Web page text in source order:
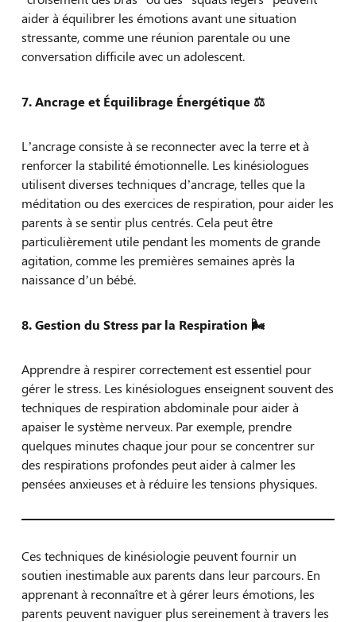
aider à équilibrer les émotions avant une situation
stressante, comme une réunion parentale ou une
conversation difficile avec un adolescent.
7. Ancrage et Équilibrage Énergétique ⚖️
L’ancrage consiste à se reconnecter avec la terre et à
renforcer la stabilité émotionnelle. Les kinésiologues
utilisent diverses techniques d’ancrage, telles que la
méditation ou des exercices de respiration, pour aider les
parents à se sentir plus centrés. Cela peut être
particulièrement utile pendant les moments de grande
agitation, comme les premières semaines après la
naissance d’un bébé.
8. Gestion du Stress par la Respiration 🌬️
Apprendre à respirer correctement est essentiel pour
gérer le stress. Les kinésiologues enseignent souvent des
techniques de respiration abdominale pour aider à
apaiser le système nerveux. Par exemple, prendre
quelques minutes chaque jour pour se concentrer sur
des respirations profondes peut aider à calmer les
pensées anxieuses et à réduire les tensions physiques.
Ces techniques de kinésiologie peuvent fournir un
soutien inestimable aux parents dans leur parcours. En
apprenant à reconnaître et à gérer leurs émotions, les
parents peuvent naviguer plus sereinement à travers les